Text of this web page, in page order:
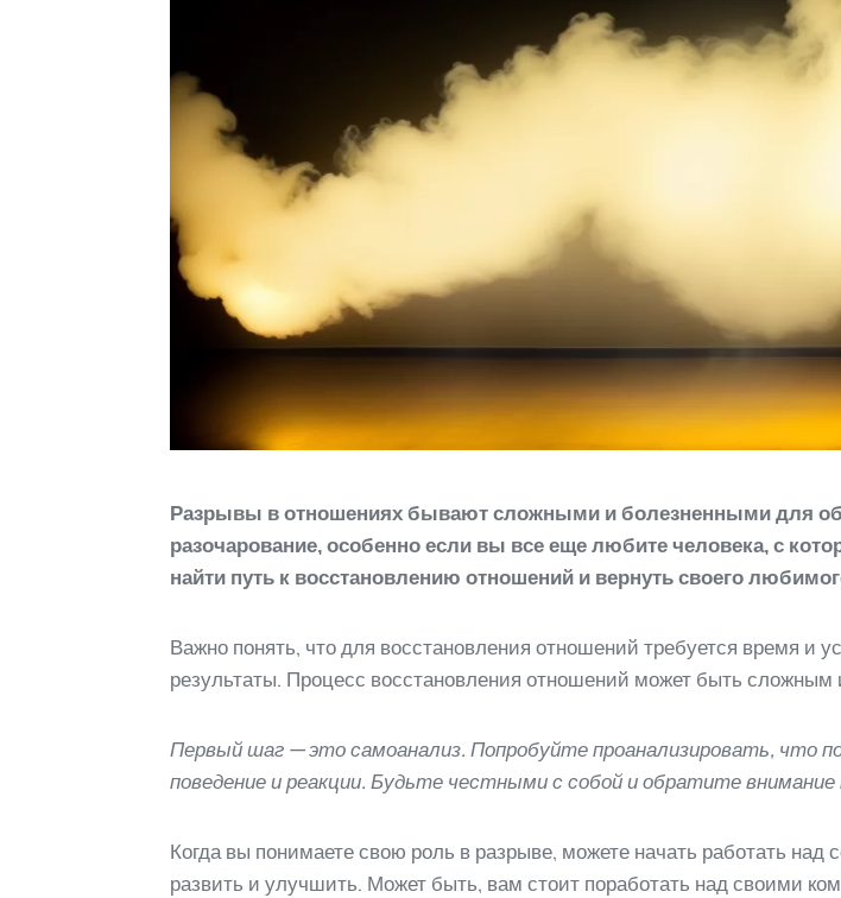
Разрывы в отношениях бывают сложными и болезненными для
разочарование, особенно если вы все еще любите человека, с
найти путь к восстановлению отношений и вернуть своего
Важно понять, что для восстановления отношений требуется время и
результаты. Процесс восстановления отношений может быть сложным
Первый шаг — это самоанализ. Попробуйте проанализировать, что
поведение и реакции. Будьте честными с собой и обратите
Когда вы понимаете свою роль в разрыве, можете начать работать
развить и улучшить. Может быть, вам стоит поработать над своими